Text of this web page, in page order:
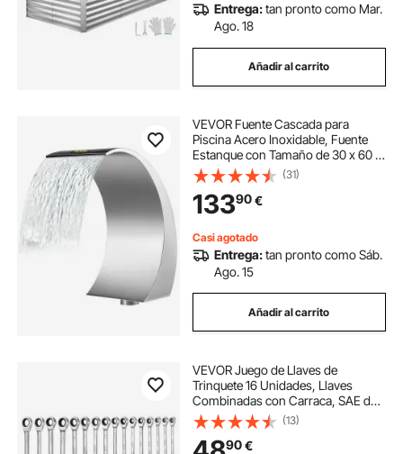
pérgolas de jardín pérgolas para jardín
Entrega:tan pronto como Mar.
Ago. 18
Añadir al carrito
VEVOR Fuente Cascada para
Piscina Acero Inoxidable, Fuente
Estanque con Tamaño de 30 x 60 x
45 cm, Fuentes de Piscina de Plata,
Diseño Curvo, Alta Resistencia para
Estanque de Jardín o Piscinas
(31)
13390€
Casi agotado
Entrega:tan pronto como Sáb.
Ago. 15
Añadir al carrito
VEVOR Juego de Llaves de
Trinquete 16 Unidades, Llaves
Combinadas con Carraca, SAE de
1/4 ''-1 '', con Bolsa de
Almacenamiento, Acero Cromo
Vanadio, para Bricolaje Doméstico
(13)
90€